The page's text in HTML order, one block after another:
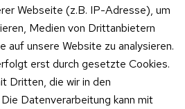
Webseite (z.B. IP-Adresse), um
Medien von Drittanbietern
auf unsere Website zu analysieren.
erst durch gesetzte Cookies.
Dritten, die wir in den
Datenverarbeitung kann mit